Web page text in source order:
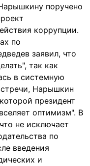
поручено
коррупции.
по
заявил, что
так как
в системную
Нарышкин
президент
оптимизм". В
не исключает
по
введения
и